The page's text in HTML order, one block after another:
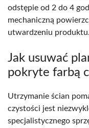
odstępie od 2 do 4
mechaniczną
utwardzeniu produktu.
Jak usuwać
pokryte farbą
Utrzymanie ścian
czystości jest
specjalistycznego